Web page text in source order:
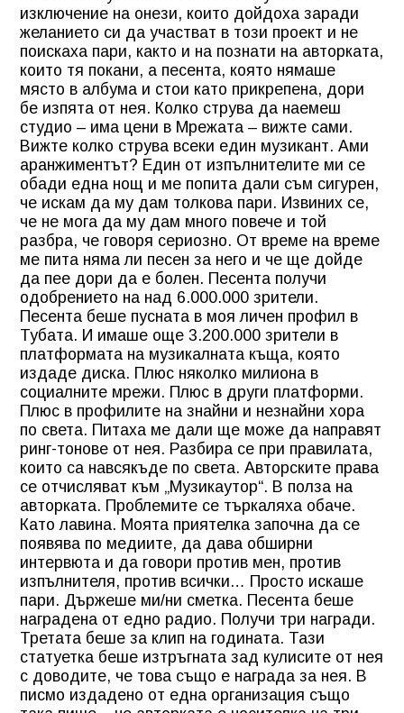
изключение на онези, които дойдоха заради
желанието си да участват в този проект и не
поискаха пари, както и на познати на авторката,
които тя покани, а песента, която нямаше
място в албума и стои като прикрепена, дори
бе изпята от нея. Колко струва да наемеш
студио – има цени в Мрежата – вижте сами.
Вижте колко струва всеки един музикант. Ами
аранжиментът? Един от изпълнителите ми се
обади една нощ и ме попита дали съм сигурен,
че искам да му дам толкова пари. Извиних се,
че не мога да му дам много повече и той
разбра, че говоря сериозно. От време на време
ме пита няма ли песен за него и че ще дойде
да пее дори да е болен. Песента получи
одобрението на над 6.000.000 зрители.
Песента беше пусната в моя личен профил в
Тубата. И имаше още 3.200.000 зрители в
платформата на музикалната къща, която
издаде диска. Плюс няколко милиона в
социалните мрежи. Плюс в други платформи.
Плюс в профилите на знайни и незнайни хора
по света. Питаха ме дали ще може да направят
ринг-тонове от нея. Разбира се при правилата,
които са навсякъде по света. Авторските права
се отчисляват към „Музикаутор“. В полза на
авторката. Проблемите се търкаляха обаче.
Като лавина. Моята приятелка започна да се
появява по медиите, да дава обширни
интервюта и да говори против мен, против
изпълнителя, против всички… Просто искаше
пари. Държеше ми/ни сметка. Песента беше
наградена от едно радио. Получи три награди.
Третата беше за клип на годината. Тази
статуетка беше изтръгната зад кулисите от нея
с доводите, че това също е награда за нея. В
писмо издадено от една организация също